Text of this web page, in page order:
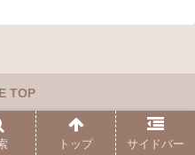
TOP
トップ サイドバー